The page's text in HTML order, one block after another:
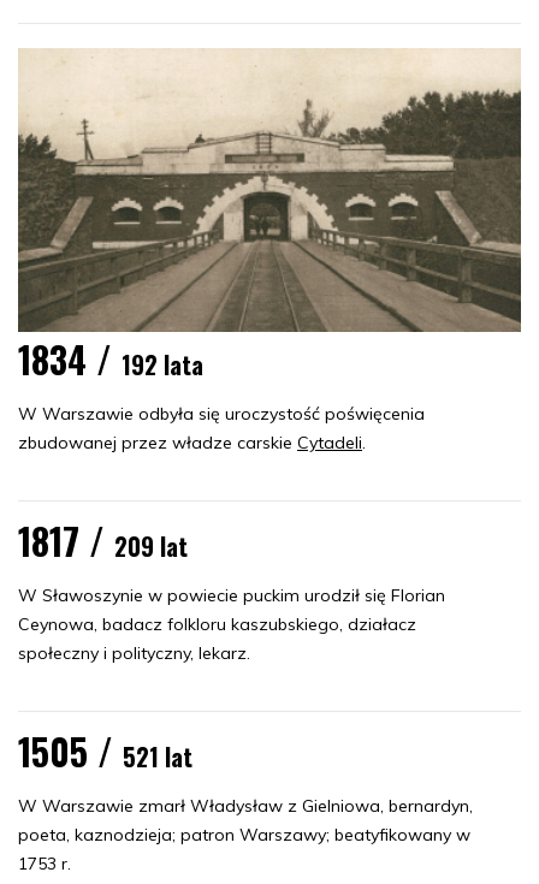
1834 / 192 lata
W Warszawie odbyła się uroczystość poświęcenia
zbudowanej przez władze carskie Cytadeli
1817 / 209 lat
W Sławoszynie w powiecie puckim urodził się Florian
Ceynowa, badacz folkloru kaszubskiego, działacz
społeczny i polityczny, lekarz.
1505 / 521 lat
W Warszawie zmarł Władysław z Gielniowa, bernardyn,
poeta, kaznodzieja; patron Warszawy; beatyfikowany w
1753 r.